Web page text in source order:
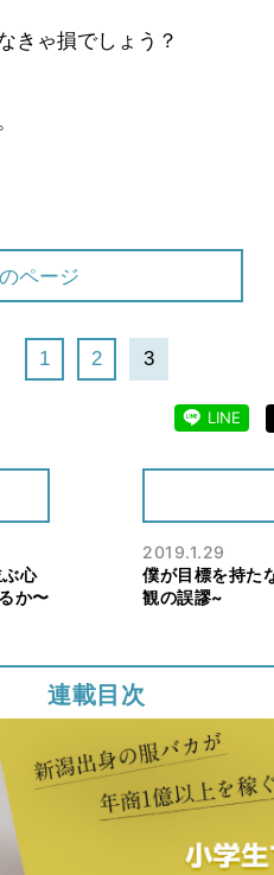
きゃ損でしょう？
ページ
1 2 3
LINE
心
か〜
2019.1.29
僕が目標を持た
観の誤謬~
連載目次